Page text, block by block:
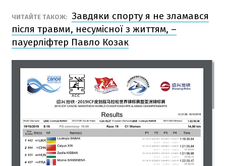
ЧИТАЙТЕ ТАКОЖ: Завдяки спорту я не зламався
після травми, несумісної з життям, –
пауерліфтер Павло Козак